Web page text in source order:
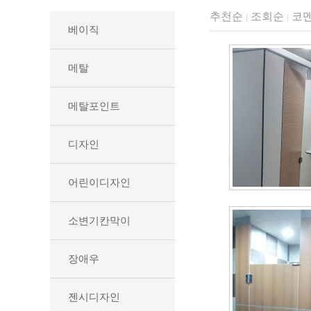
베이직
메탈
메탈포인트
디자인
어린이디자인
소변기칸막이
장애우
젠시디자인
추천순 | 조회순 | 코